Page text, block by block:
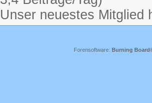
Unser neuestes Mitglied
Forensoftware: Burning